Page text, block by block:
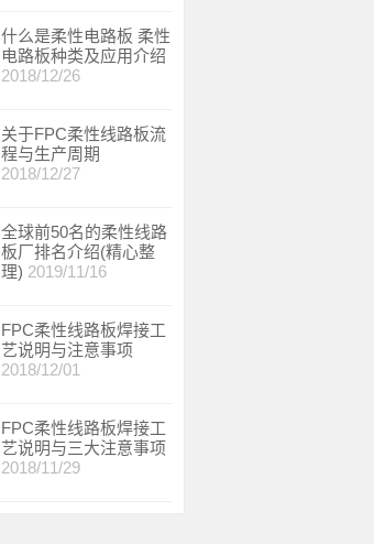
什么是柔性电路板 柔性
电路板种类及应用介绍
2018/12/26
关于FPC柔性线路板流
程与生产周期
2018/12/27
全球前50名的柔性线路
板厂排名介绍(精心整
理) 2019/11/16
FPC柔性线路板焊接工
艺说明与注意事项
2018/12/01
FPC柔性线路板焊接工
艺说明与三大注意事项
2018/11/29